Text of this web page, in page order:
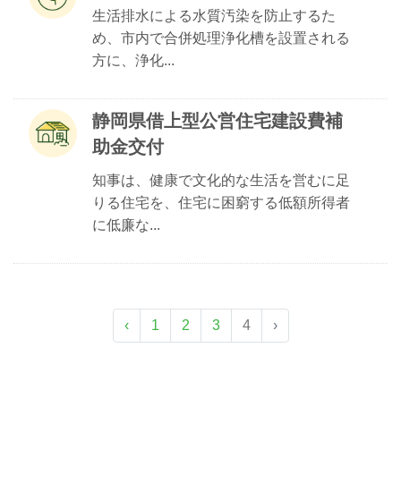
生活排水による水質汚染を防止するた
め、市内で合併処理浄化槽を設置される
方に、浄化...
静岡県借上型公営住宅建設費補
助金交付
知事は、健康で文化的な生活を営むに足
りる住宅を、住宅に困窮する低額所得者
に低廉な...
‹ 1 2 3 4 ›